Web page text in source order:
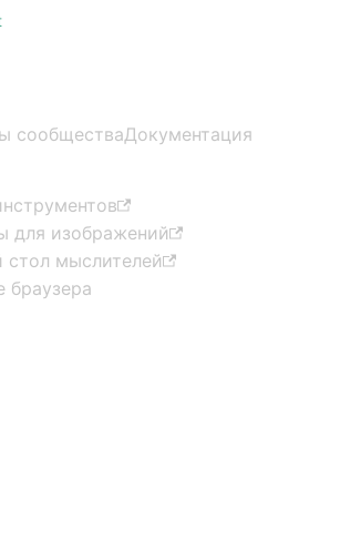
сообществаДокументация
для изображений
мыслителей
браузера